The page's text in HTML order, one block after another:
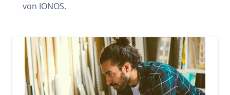
von IONOS.